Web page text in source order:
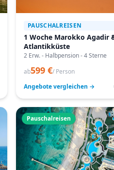
PAUSCHALREISEN
1 Woche Marokko Agadir
Atlantikküste
2 Erw. - Halbpension - 4 Sterne
ab599 €/ Person
Angebote vergleichen →
Pauschalreisen